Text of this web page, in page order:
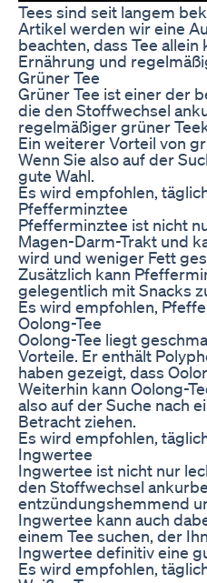
Tees sind seit langem
Artikel werden wir eine
beachten, dass Tee
Ernährung und
Grüner Tee
Grüner Tee ist einer der
die den Stoffwechsel
regelmäßiger grüner
Ein weiterer Vorteil von
Wenn Sie also auf der
gute Wahl.
Es wird empfohlen,
Pfefferminztee
Pfefferminztee ist nicht
Magen-Darm-Trakt und
wird und weniger Fett
Zusätzlich kann
gelegentlich mit Snacks
Es wird empfohlen,
Oolong-Tee
Oolong-Tee liegt
Vorteile. Er enthält
haben gezeigt, dass
Weiterhin kann Oolong-
also auf der Suche nach
Betracht ziehen.
Es wird empfohlen,
Ingwertee
Ingwertee ist nicht nur
den Stoffwechsel
entzündungshemmend
Ingwertee kann auch
einem Tee suchen, der
Ingwertee definitiv eine
Es wird empfohlen,